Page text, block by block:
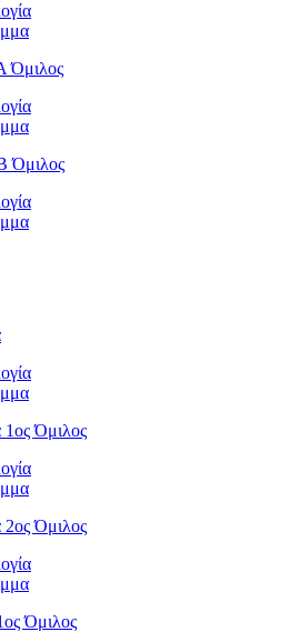
Όμιλος
Όμιλος
Όμιλος
Όμιλος
Όμιλος